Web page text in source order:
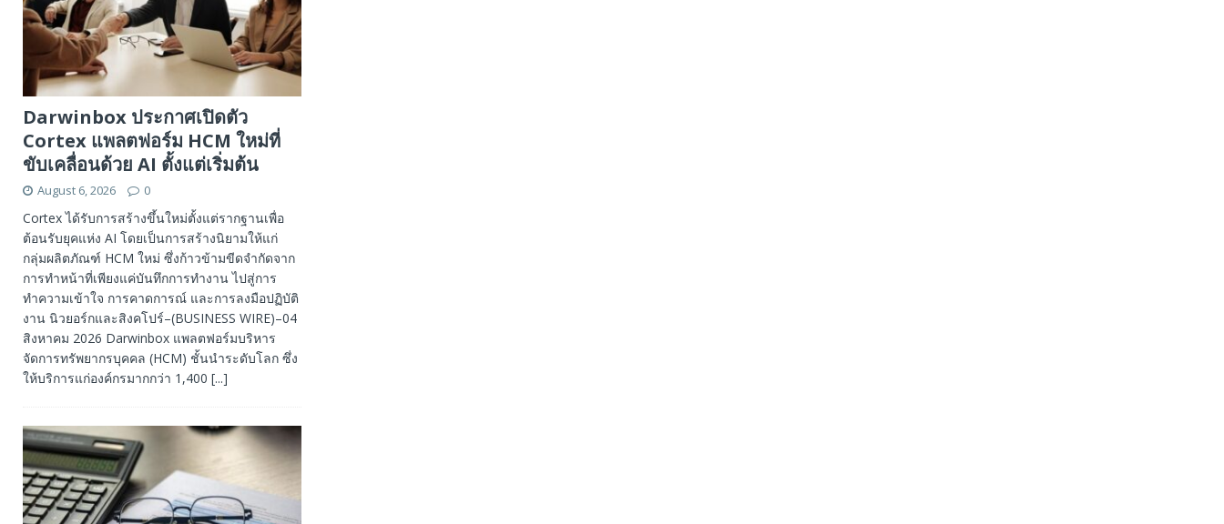
Darwinbox ประกาศเปิดตัว
Cortex แพลตฟอร์ม HCM ใหม่ที่
ขับเคลื่อนด้วย AI ตั้งแต่เริ่มต้น
August 6, 2026 0
Cortex ได้รับการสร้างขึ้นใหม่ตั้งแต่รากฐานเพื่อ
ต้อนรับยุคแห่ง AI โดยเป็นการสร้างนิยามให้แก่
กลุ่มผลิตภัณฑ์ HCM ใหม่ ซึ่งก้าวข้ามขีดจำกัดจาก
การทำหน้าที่เพียงแค่บันทึกการทำงาน ไปสู่การ
ทำความเข้าใจ การคาดการณ์ และการลงมือปฏิบัติ
งาน นิวยอร์กและสิงคโปร์–(BUSINESS WIRE)–04
สิงหาคม 2026 Darwinbox แพลตฟอร์มบริหาร
จัดการทรัพยากรบุคคล (HCM) ชั้นนำระดับโลก ซึ่ง
ให้บริการแก่องค์กรมากกว่า 1,400 [...]